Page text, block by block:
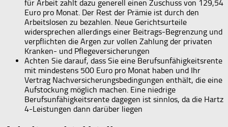
für Arbeit zahlt dazu generell einen Zuschuss von 129,54
Euro pro Monat. Der Rest der Prämie ist durch den
Arbeitslosen zu bezahlen. Neue Gerichtsurteile
widersprechen allerdings einer Beitrags-Begrenzung und
verpflichten die Argen zur vollen Zahlung der privaten
Kranken- und Pflegeversicherungen
Achten Sie darauf, dass Sie eine Berufsunfähigkeitsrente
mit mindestens 500 Euro pro Monat haben und Ihr
Vertrag Nachversicherungsbedingungen enthält, die eine
Aufstockung möglich machen. Eine niedrige
Berufsunfähigkeitsrente dagegen ist sinnlos, da die Hartz
4-Leistungen dann darüber liegen